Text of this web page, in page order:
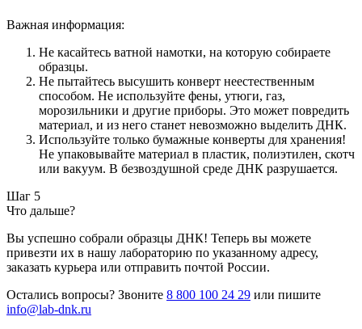
Важная информация:
Не касайтесь ватной намотки, на которую собираете
образцы.
Не пытайтесь высушить конверт неестественным
способом. Не используйте фены, утюги, газ,
морозильники и другие приборы. Это может повредить
материал, и из него станет невозможно выделить ДНК.
Используйте только бумажные конверты для хранения!
Не упаковывайте материал в пластик, полиэтилен, скотч
или вакуум. В безвоздушной среде ДНК разрушается.
Шаг 5
Что дальше?
Вы успешно собрали образцы ДНК! Теперь вы можете
привезти их в нашу лабораторию по указанному адресу,
заказать курьера или отправить почтой России.
Остались вопросы? Звоните 8 800 100 24 29 или пишите
info@lab-dnk.ru